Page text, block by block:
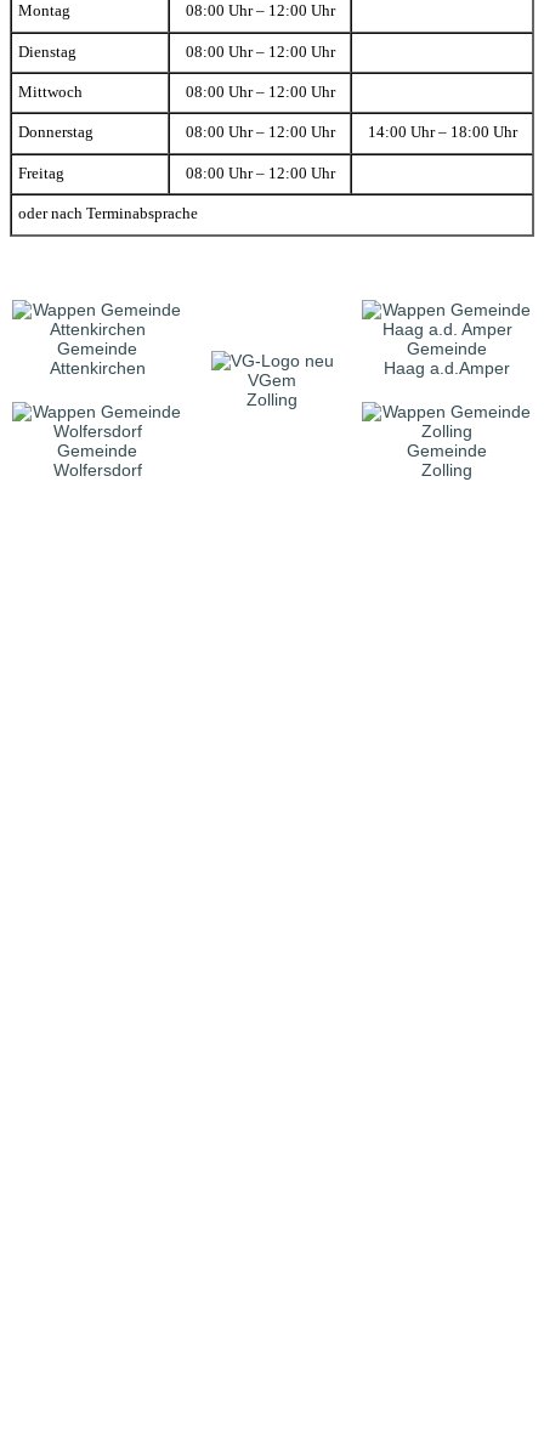
Montag 08:00 Uhr – 12:00 Uhr
Dienstag 08:00 Uhr – 12:00 Uhr
Mittwoch 08:00 Uhr – 12:00 Uhr
Donnerstag 08:00 Uhr – 12:00 Uhr 14:00 Uhr – 18:00 Uhr
Freitag 08:00 Uhr – 12:00 Uhr
oder nach Terminabsprache
Gemeinde
Attenkirchen
VGem
Zolling
Gemeinde
Haag a.d.Amper
Gemeinde
Wolfersdorf
Gemeinde
Zolling